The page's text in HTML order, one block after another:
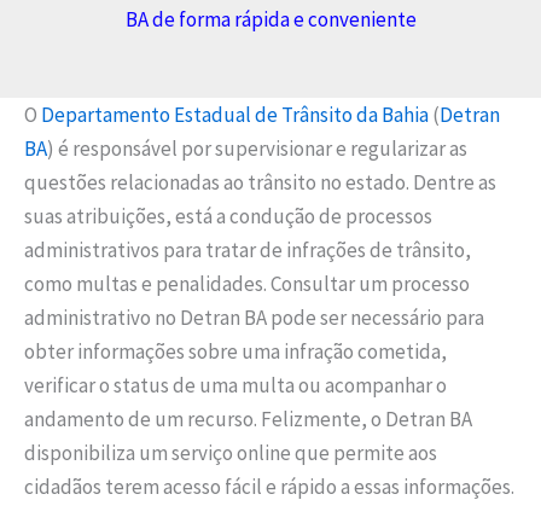
BA de forma rápida e conveniente
O Departamento Estadual de Trânsito da Bahia(Detran
BA) é responsável por supervisionar e regularizar as
questões relacionadas ao trânsito no estado. Dentre as
suas atribuições, está a condução de processos
administrativos para tratar de infrações de trânsito,
como multas e penalidades. Consultar um processo
administrativo no Detran BA pode ser necessário para
obter informações sobre uma infração cometida,
verificar o status de uma multa ou acompanhar o
andamento de um recurso. Felizmente, o Detran BA
disponibiliza um serviço online que permite aos
cidadãos terem acesso fácil e rápido a essas informações.